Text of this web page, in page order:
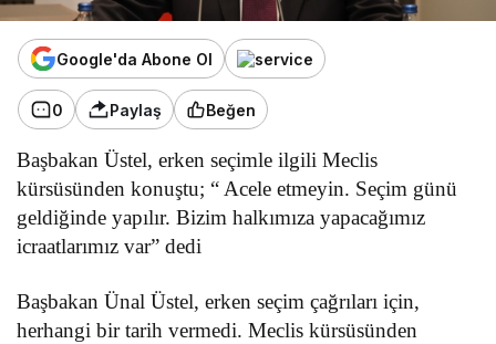
Google'da Abone Ol
0 Paylaş Beğen
Başbakan Üstel, erken seçimle ilgili Meclis
kürsüsünden konuştu; “ Acele etmeyin. Seçim günü
geldiğinde yapılır. Bizim halkımıza yapacağımız
icraatlarımız var” dedi
Başbakan Ünal Üstel, erken seçim çağrıları için,
herhangi bir tarih vermedi. Meclis kürsüsünden